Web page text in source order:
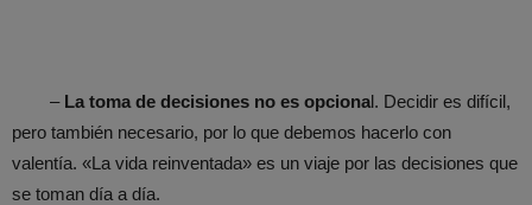
– La toma de decisiones no es opcional. Decidir es difícil,
pero también necesario, por lo que debemos hacerlo con
valentía. «La vida reinventada» es un viaje por las decisiones que
se toman día a día.